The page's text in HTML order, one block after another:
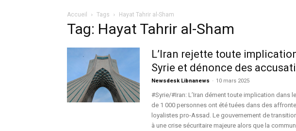
Accueil Tags Hayat Tahrir al-Sham
Tag: Hayat Tahrir al-Sham
L’Iran rejette toute
Syrie et dénonce des
Newsdesk Libnanews - 10 mars 2025
#Syrie/#Iran: L’Iran dément toute implication dans
de 1 000 personnes ont été tuées dans des
loyalistes pro-Assad. Le gouvernement de
à une crise sécuritaire majeure alors que la